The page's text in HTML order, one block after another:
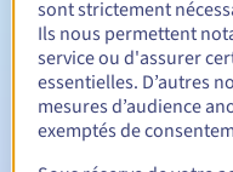
Période de rédemption
sont strictement
Ils nous permettent
service ou d'assurer
essentielles. D’autres
mesures d’audience
exemptés de